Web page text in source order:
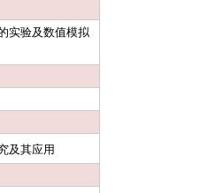
实验及数值模拟
及其应用